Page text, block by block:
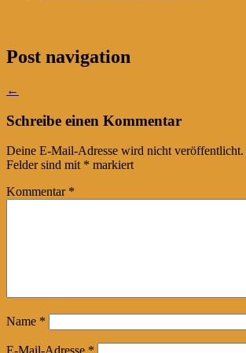
Post navigation
←
Schreibe einen Kommentar
Deine E-Mail-Adresse wird nicht veröffentlicht.
Felder sind mit * markiert
Kommentar *
Name *